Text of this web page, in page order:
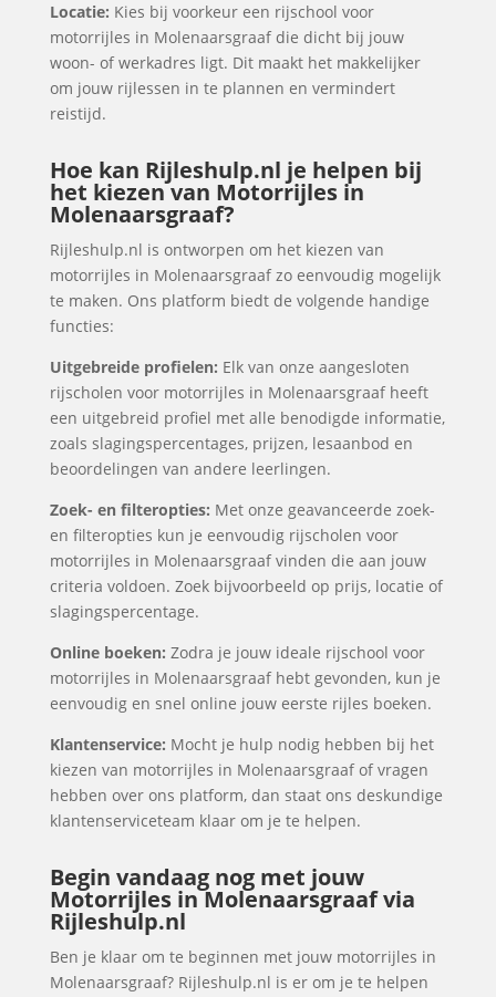
Locatie: Kies bij voorkeur een rijschool voor
motorrijles in Molenaarsgraaf die dicht bij jouw
woon- of werkadres ligt. Dit maakt het makkelijker
om jouw rijlessen in te plannen en vermindert
reistijd.
Hoe kan Rijleshulp.nl je helpen bij
het kiezen van Motorrijles in
Molenaarsgraaf?
Rijleshulp.nl is ontworpen om het kiezen van
motorrijles in Molenaarsgraaf zo eenvoudig mogelijk
te maken. Ons platform biedt de volgende handige
functies:
Uitgebreide profielen: Elk van onze aangesloten
rijscholen voor motorrijles in Molenaarsgraaf heeft
een uitgebreid profiel met alle benodigde informatie,
zoals slagingspercentages, prijzen, lesaanbod en
beoordelingen van andere leerlingen.
Zoek- en filteropties: Met onze geavanceerde zoek-
en filteropties kun je eenvoudig rijscholen voor
motorrijles in Molenaarsgraaf vinden die aan jouw
criteria voldoen. Zoek bijvoorbeeld op prijs, locatie of
slagingspercentage.
Online boeken: Zodra je jouw ideale rijschool voor
motorrijles in Molenaarsgraaf hebt gevonden, kun je
eenvoudig en snel online jouw eerste rijles boeken.
Klantenservice: Mocht je hulp nodig hebben bij het
kiezen van motorrijles in Molenaarsgraaf of vragen
hebben over ons platform, dan staat ons deskundige
klantenserviceteam klaar om je te helpen.
Begin vandaag nog met jouw
Motorrijles in Molenaarsgraaf via
Rijleshulp.nl
Ben je klaar om te beginnen met jouw motorrijles in
Molenaarsgraaf? Rijleshulp.nl is er om je te helpen